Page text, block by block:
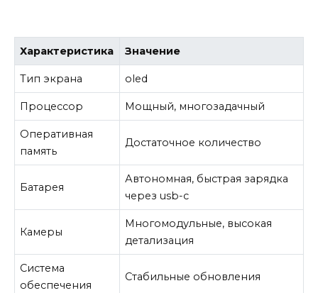
Характеристика Значение
Тип экрана oled
Процессор Мощный, многозадачный
Оперативная
память
Достаточное количество
Батарея
Автономная, быстрая зарядка
через usb-c
Камеры
Многомодульные, высокая
детализация
Система
обеспечения
Стабильные обновления